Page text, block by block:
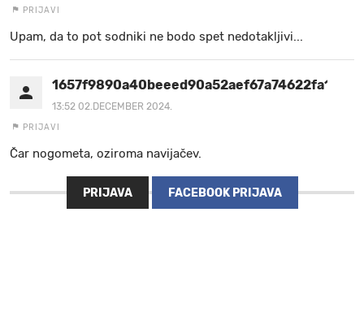
PRIJAVI
Upam, da to pot sodniki ne bodo spet nedotakljivi...
1657f9890a40beeed90a52aef67a74622fa1b1ee
13:52 02.DECEMBER 2024.
PRIJAVI
Čar nogometa, oziroma navijačev.
PRIJAVA FACEBOOK PRIJAVA